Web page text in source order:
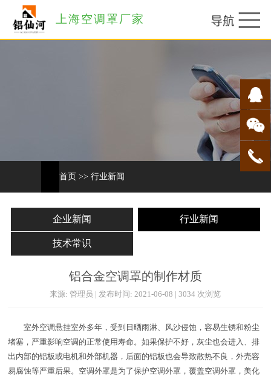
上海空调罩厂家
首页 >> 行业新闻
企业新闻 行业新闻
技术常识
铝合金空调罩的制作材质
来源: 管理员 | 发布时间: 2021-06-08 | 3034 次浏览
室外空调悬挂室外多年，受到日晒雨淋、风沙侵蚀，容易生锈和粉尘
堵塞，严重影响空调的正常使用寿命。如果保护不好，灰尘也会进入、排
出内部的铝板或电机和外部机器，后面的铝板也会导致散热不良，外壳容
易腐蚀等严重后果。空调外罩是为了保护空调外罩，覆盖空调外罩，美化